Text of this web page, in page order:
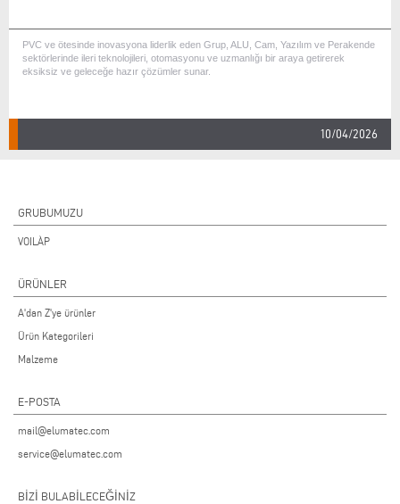
PVC ve ötesinde inovasyona liderlik eden Grup, ALU, Cam, Yazılım ve Perakende
sektörlerinde ileri teknolojileri, otomasyonu ve uzmanlığı bir araya getirerek
eksiksiz ve geleceğe hazır çözümler sunar.
10/04/2026
GRUBUMUZU
VOILÀP
ÜRÜNLER
A'dan Z'ye ürünler
Ürün Kategorileri
Malzeme
E-POSTA
mail@elumatec.com
service@elumatec.com
BİZİ BULABİLECEĞİNİZ